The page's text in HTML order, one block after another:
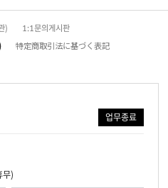
)
1:1문의게시판
特定商取引法に基づく表記
업무종료
)